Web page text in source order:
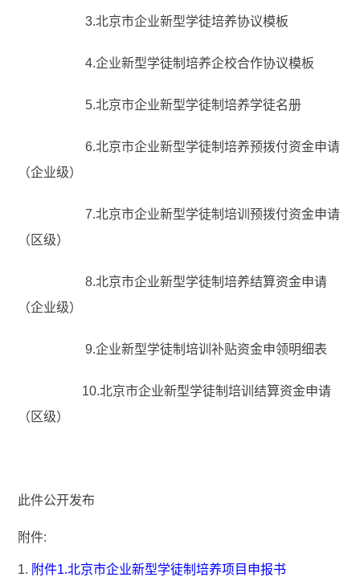
3.北京市企业新型学徒培养协议模板
4.企业新型学徒制培养企校合作协议模板
5.北京市企业新型学徒制培养学徒名册
6.北京市企业新型学徒制培养预拨付资金申请
（企业级）
7.北京市企业新型学徒制培训预拨付资金申请
（区级）
8.北京市企业新型学徒制培养结算资金申请
（企业级）
9.企业新型学徒制培训补贴资金申领明细表
10.北京市企业新型学徒制培训结算资金申请
（区级）
此件公开发布
附件:
1. 附件1.北京市企业新型学徒制培养项目申报书